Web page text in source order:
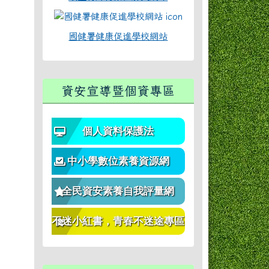
國健署健康促進學校網站
資安宣導暨個資專區
個人資料保護法
中小學數位素養資源網
全民資安素養自我評量網
不迷小紅書，青春不迷途專區